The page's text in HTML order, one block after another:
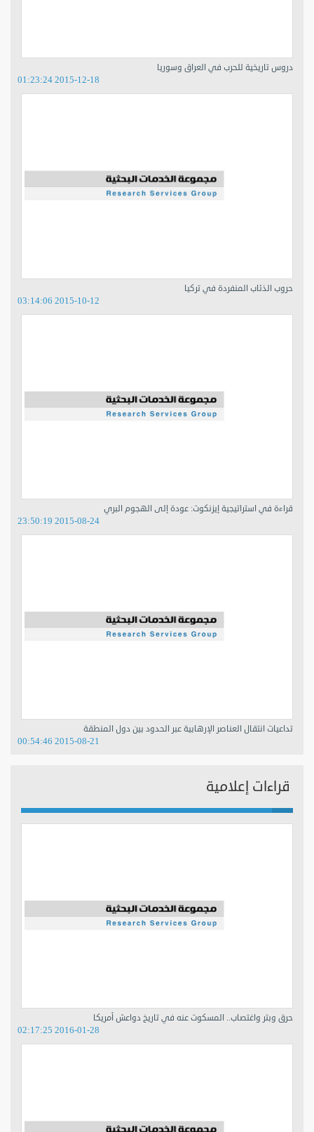
دروس تاريخية للحرب في العراق وسوريا
2015-12-18 01:23:24
حروب الذئاب المنفردة في تركيا
2015-10-12 03:14:06
قراءة في استراتيجية إيزنكوت: عودة إلى الهجوم البري
2015-08-24 23:50:19
تداعيات انتقال العناصر الإرهابية عبر الحدود بين دول المنطقة
2015-08-21 00:54:46
قراءات إعلامية
حرق وبتر واغتصاب.. المسكوت عنه في تاريخ دواعش أمريكا
2016-01-28 02:17:25